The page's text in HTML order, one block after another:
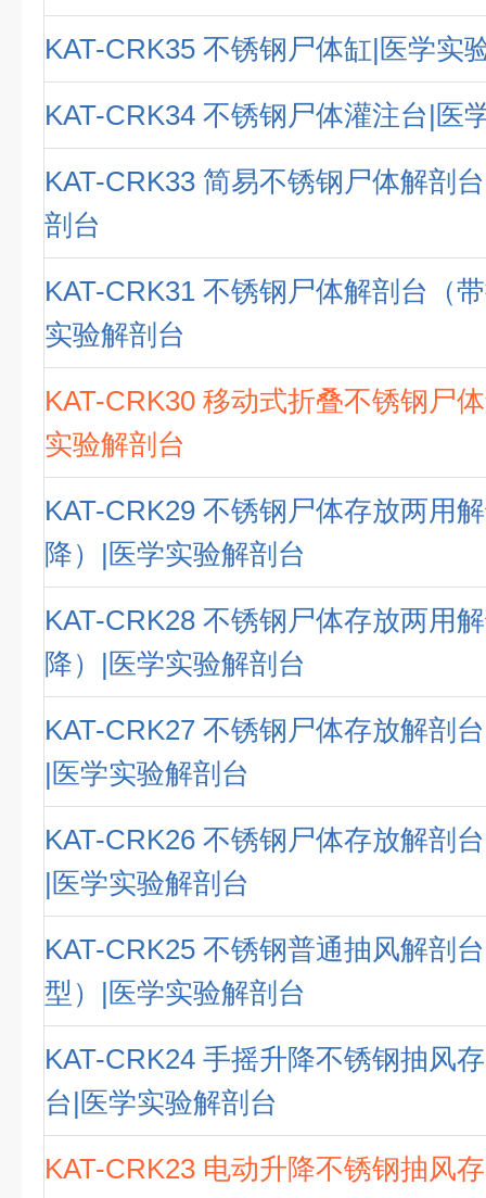
KAT-CRK35 不锈钢尸体缸|医学实
KAT-CRK34 不锈钢尸体灌注台|医
KAT-CRK33 简易不锈钢尸体解剖
剖台
KAT-CRK31 不锈钢尸体解剖台（
实验解剖台
KAT-CRK30 移动式折叠不锈钢尸
实验解剖台
KAT-CRK29 不锈钢尸体存放两用
降）|医学实验解剖台
KAT-CRK28 不锈钢尸体存放两用
降）|医学实验解剖台
KAT-CRK27 不锈钢尸体存放解剖
|医学实验解剖台
KAT-CRK26 不锈钢尸体存放解剖
|医学实验解剖台
KAT-CRK25 不锈钢普通抽风解剖
型）|医学实验解剖台
KAT-CRK24 手摇升降不锈钢抽风
台|医学实验解剖台
KAT-CRK23 电动升降不锈钢抽风